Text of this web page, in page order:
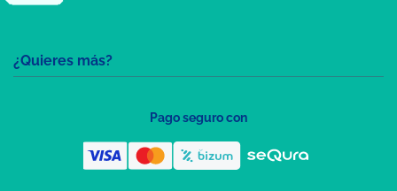
¿Quieres más?
Pago seguro con